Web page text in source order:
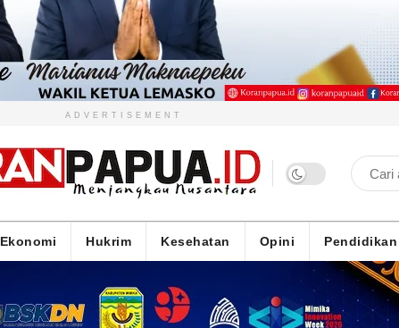
ADVERTISEMENT
Ekonomi Hukrim Kesehatan Opini Pendidikan